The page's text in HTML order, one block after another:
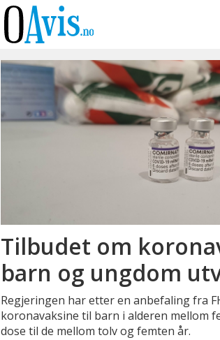
Tilbudet om
barn og ungdom
Regjeringen har etter en anbefaling fra
koronavaksine til barn i alderen mellom
dose til de mellom tolv og femten år.